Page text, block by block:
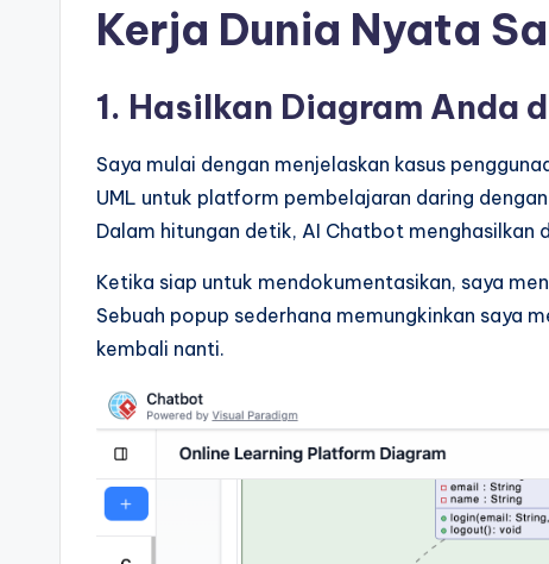
Kerja Dunia Nyata
1. Hasilkan Diagram Anda
Saya mulai dengan menjelaskan kasus
UML untuk platform pembelajaran daring
Dalam hitungan detik, AI Chatbot menghasilkan
Ketika siap untuk mendokumentasikan, saya
Sebuah popup sederhana memungkinkan saya
kembali nanti.